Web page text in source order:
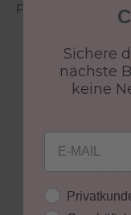
Farben:
entwickelt
luftdichte
dank des
bis zum
können
Sichere
nächste
keine
Email